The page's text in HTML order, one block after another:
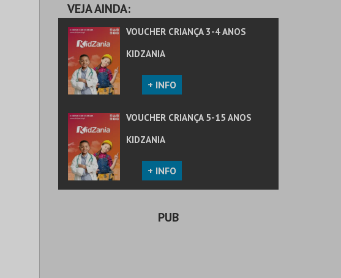
VEJA AINDA:
VOUCHER CRIANÇA 3-4 ANOS
KIDZANIA
+ INFO
VOUCHER CRIANÇA 5-15 ANOS
KIDZANIA
+ INFO
PUB